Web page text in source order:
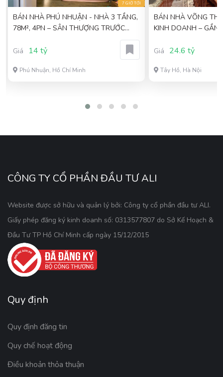
7 GIỜ TỚI
BÁN NHÀ PHÚ NHUẬN - NHÀ 3 TẦNG,
78M², 4PN – SÂN THƯỢNG TRƯỚC
Giá
14 tỷ
Phú Nhuận, Hồ Chí Minh
BÁN NHÀ VÕNG THỊ VỈA HÈ OTO ,
KINH DOANH – GẦN
Giá
24.6 tỷ
Tây Hồ, Hà Nội
CÔNG TY CỔ PHẦN ĐẦU TƯ ALI
Website được sở hữu và quản lý bởi: Công ty cổ phần đầu tư ALI.
Giấy phép đăng ký kinh doanh số: 0313577807 do Sở Kế Hoạch &
Đầu Tư TP Hồ Chí Minh cấp ngày 15/12/2015
Quy định
Quy định đăng tin
Quy chế hoạt động
Điều khoản thỏa thuận